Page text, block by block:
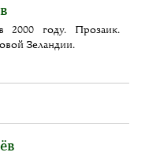
году. Прозаик.
Зеландии.